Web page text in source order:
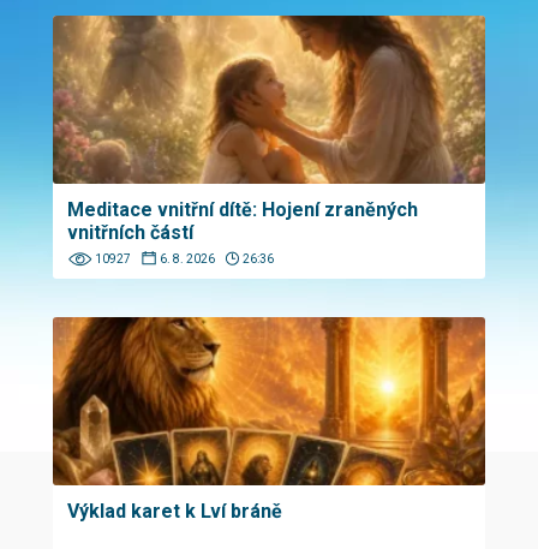
Meditace vnitřní dítě: Hojení zraněných
vnitřních částí
10927 6. 8. 2026 26:36
Výklad karet k Lví bráně